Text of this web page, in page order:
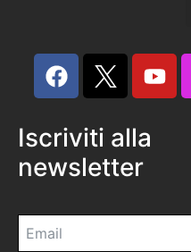
Iscriviti alla
newsletter